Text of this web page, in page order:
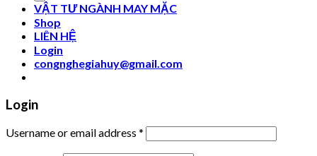
VẬT TƯ NGÀNH MAY MẶC
Shop
LIÊN HỆ
Login
congnghegiahuy@gmail.com
Login
Username or email address *